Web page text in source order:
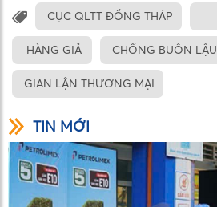
CỤC QLTT ĐỒNG THÁP
HÀNG GIẢ CHỐNG BUÔN LẬU
GIAN LẬN THƯƠNG MẠI
TIN MỚI